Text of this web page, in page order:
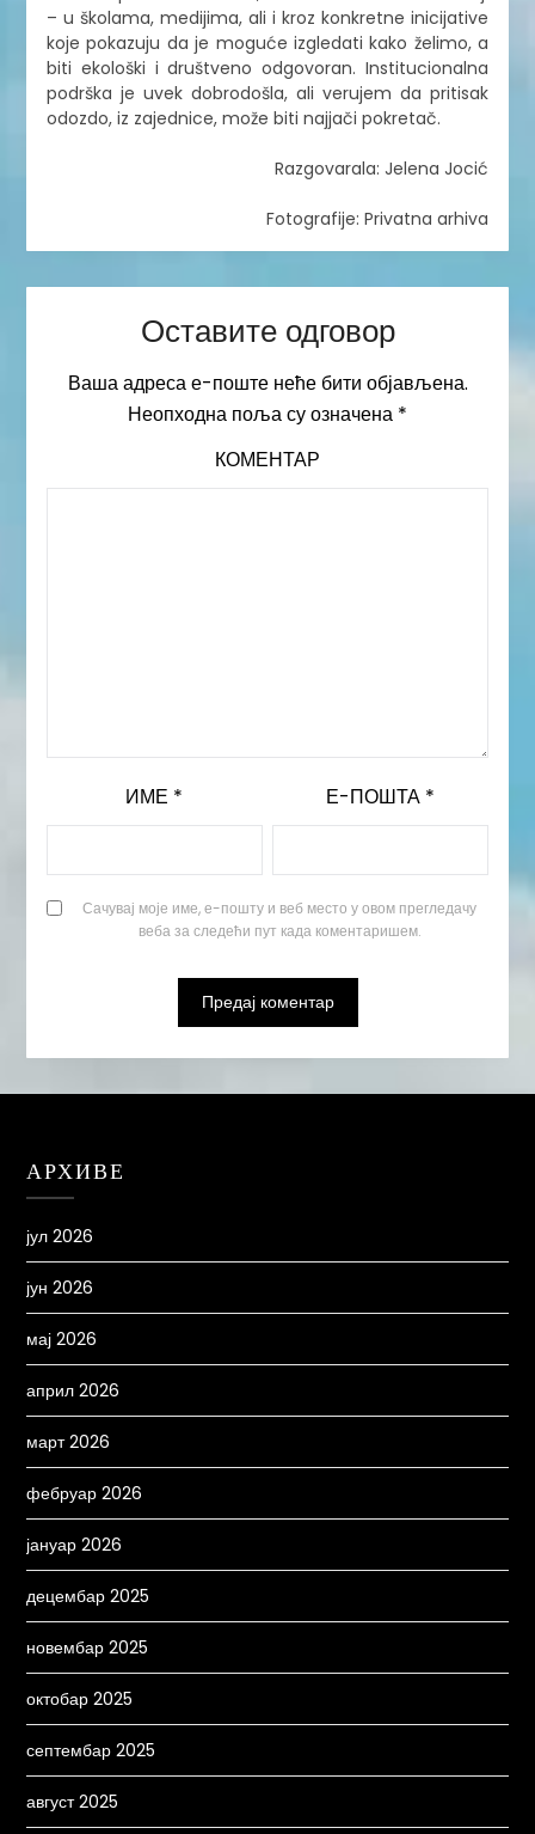
– u školama, medijima, ali i kroz konkretne inicijative
koje pokazuju da je moguće izgledati kako želimo, a
biti ekološki i društveno odgovoran. Institucionalna
podrška je uvek dobrodošla, ali verujem da pritisak
odozdo, iz zajednice, može biti najjači pokretač.
Razgovarala: Jelena Jocić
Fotografije: Privatna arhiva
Оставите одговор
Ваша адреса е-поште неће бити објављена.
Неопходна поља су означена *
КОМЕНТАР
ИМЕ * Е-ПОШТА *
Сачувај моје име, е-пошту и веб место у овом прегледачу
веба за следећи пут када коментаришем.
АРХИВЕ
јул 2026
јун 2026
мај 2026
април 2026
март 2026
фебруар 2026
јануар 2026
децембар 2025
новембар 2025
октобар 2025
септембар 2025
август 2025